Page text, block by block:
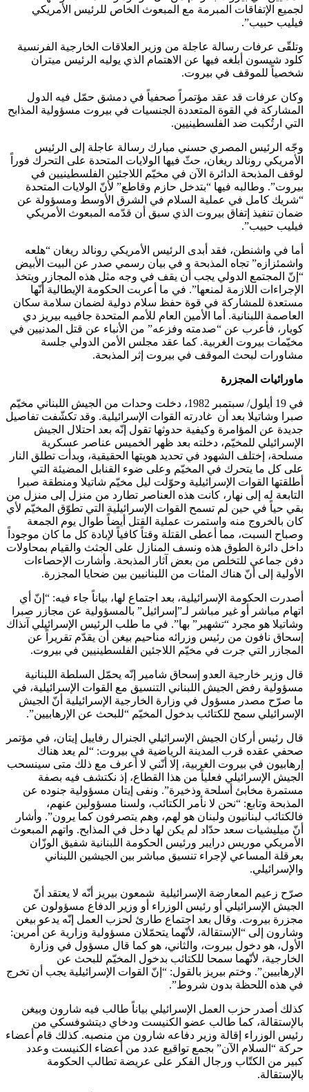
لجميع الإتفاقات المبرمة مع المبعوث الخاص للرئيس الأمريكي
فيليب حبيب”.
وتلقّى عرفات رسالة عاجلة من وزير العلاقات الخارجية الفرنسية
كلود شيسون أبلغه فيها عن الاهتمام الذي يوليه الرئيس ميتران
شخصياً للموقف في بيروت.
وكان عرفات قد عقد مؤتمراً صحفياً في دمشق حمّل فيه الدول
المشاركة في القوة المتعددة الجنسيات في بيروت مسؤولية المذابح
التي ارتُكبت ضد الفلسطينيين.
وجّه الرئيس المصري حسني مبارك رسالة عاجلة إلى الرئيس
الأمريكي رونالد ريغان، حثّ فيها الولايات المتحدة على التحرك فوراً
لوقف المذبحة الدائرة الآن في مخيّم اللاجئين الفلسطينيين في
بيروت”. وطالبه فيها “بتدخل حازم وقاطع” لأنّ الولايات المتحدة
“شريك كامل في عملية السلام في الشرق الأوسط ومسؤولة عن
ضمان تنفيذ إتفاق بيروت الذي سبق أن قدّمه المبعوث الأمريكي
فيليب حبيب”.
أما في واشنطن، فقد أبدى الرئيس الأمريكي رونالد ريغان “هلعه
واشمئزازه” تجاه المذبحة و في بيان رسمي صدر عن البيت الأبيض
“إنّ المجتمع الدولي يجب أن يقف في وجه مثل هذه المجازر ويتخذ
الإجراءات اللازمة لمنعها”. في ما أعربت الحكومة الإيطالية أنّها
مستعدة للمشاركة في قوة حفظ سلام دولية لضمان سلامة سكان
العاصمة اللبنانية. أما الأمين العام للأمم المتحدة جافييه بيريز دي
كويار، فأعرب عن “صدمته وفزعه” من الأنباء عن قتل المدنيين في
مخيّمات بيروت الغربية. كما عقد مجلس الأمن الدولي جلسة
مشاورات لبحث الموقف في بيروت إثر المذبحة.
ماورائيات المجزرة
في 19 أيلول/ سبتمبر 1982، دخلت وحدات من الجيش اللبناني مخيّم
صبرا وشاتيلا بعد أن غادرته القوات الإسرائيلية. وقد تكشّفت تفاصيل
جديدة عن المؤامرة وكيفية حدوثها تقول إنّه بعد احتلال الجيش
الإسرائيلي للمخيّم، دخلته بعد ظهر الخميس عناصر عسكرية
مسلحة، إختلف الشهود في تحديد هويتها الحقيقية، وبدأت تطلق النار
على كل ما يتحرك في المخيّم وعلى ضوء القنابل المضيئة التي
أطلقتها القوات الإسرائيلية وحوّلت ليل مخيّم شاتيلا ومنطقة صبرا
التابعة له إلى نهار، كانت هذه العناصر تطارد من منزل إلى منزل من
بقي حياً في حين لم تسمح القوات الإسرائيلية التي تطوّق المخيّم لأي
كان بالخروج منه واستمرت عملية القتل أيضاً طوال يوم الجمعة
وصباح السبت، مما أعطى القتلة وقتاً كافياً لإبادة كل ما كان موجوداً
داخل دائرة الطوق هذه ونسف المنازل على الجثث والقيام بمحاولات
دفن جماعي للتخلص من بعض آثار المذبحة. وأشارت الإحصاءات
الأولية إلى أنّ هناك المئات من اللبنانيين بين ضحايا المجزرة.
أصدرت الحكومة الإسرائيلية، بعد اجتماع لها، بياناً جاء فيه: “إنّ أي
اتهام مباشر أو غير مباشر لـ”إسرائيل” بالمسؤولية عن مجازر صبرا
وشاتيلا هو مجرد “تشهير” بها”. في ما طلب الرئيس الإسرائيلي آنذاك
إسحاق نافون من رئيس وزرائه مناحيم بيغن أن يقدّم تقريراً عن
المجازر التي جرت في مخيّم اللاجئين الفلسطينيين في بيروت.
قال وزير خارجية العدو إسحاق شامير إنّه يحمّل السلطة اللبنانية
مسؤولية رفض الجيش اللبناني التنسيق مع القوات الإسرائيلية، في
ما صرّح مصدر مسؤول في وزارة الخارجية الإسرائيلية أنّ الجيش
الإسرائيلي سمح للكتائب بدخول المخيّم “للبحث عن الإرهابيين”.
قال رئيس أركان الجيش الإسرائيلي الجنرال رفاييل إيتان، في مؤتمر
صحفي عقده قرب المدينة الرياضية في بيروت: “لم يعد هناك
إرهابيون في بيروت الغربية، إلا أنّني لا أعرف مع ذلك متى سينسحب
الجيش الإسرائيلي فعلياً من هذا القطاع، إذ نكتشف فيه بصفة
مستمرة مخابئ أسلحة وذخيرة”. ونفى إيتان مسؤولية جنوده عن
المذبحة وتابع: “نحن لا نأمر الكتائب، ولسنا مسؤولين عنهم،
فالكتائب لبنانيون ولبنان هو لهم، وهم يتصرفون كما يرون”. وأشار
أنّ ميليشيات سعد حدّاد لم يكن لها دخل في المذابح. واتهم المبعوث
الأمريكي موريس درايبر ورئيس الحكومة اللبنانية شفيق الوزّان
بعرقلة المساعي لإجراء تنسيق مباشر بين الجيشين اللبناني
والإسرائيلي.
صرّح زعيم المعارضة الإسرائيلية شمعون بيريز أنّه لا يعتقد أنّ
الجيش الإسرائيلي أو رئيس الوزراء أو وزير الدفاع مسؤولون عن
مجزرة بيروت. وقال بعد اجتماع طارئ لحزب العمل إنّه يدعو بيغن
وشارون إلى “الإستقالة، لأنّهما يتحمّلان مسؤولية وزارية عن أمرين:
الأول، هو دخول بيروت، والثاني، هو كما قال مسؤول في وزارة
الخارجية، لأنّهما سمحا للكتائب بدخول المخيّم للبحث عن
الإرهابيين”. وختم بيريز بالقول: “إنّ القوات الإسرائيلية يجب أن تخرج
في هذه اللحظة بدون شروط”.
كذلك أصدر حزب العمل الإسرائيلي بياناً طالب فيه شارون وبيغن
بالإستقالة، كما طالب عضو الكنيست ودخاي ديتشوفسكي من
رئيس الوزراء إقالة وزير دفاعه شارون من منصبه. كذلك قام أعضاء
حركة “السلام الآن” بجمع تواقيع عدد من أعضاء الكنيست وعدد
كبير من الكتّاب ورجال الفكر على عريضة تطالب الحكومة
بالإستقالة.